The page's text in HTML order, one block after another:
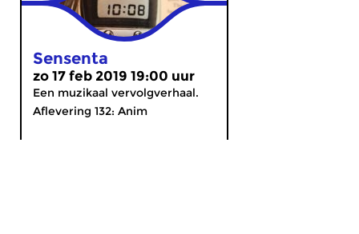
Sensenta
zo 17 feb 2019 19:00 uur
Een muzikaal vervolgverhaal.
Aflevering 132: Anim